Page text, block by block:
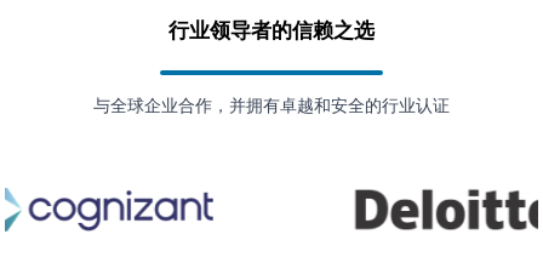
行业领导者的信赖之选
与全球企业合作，并拥有卓越和安全的行业认证